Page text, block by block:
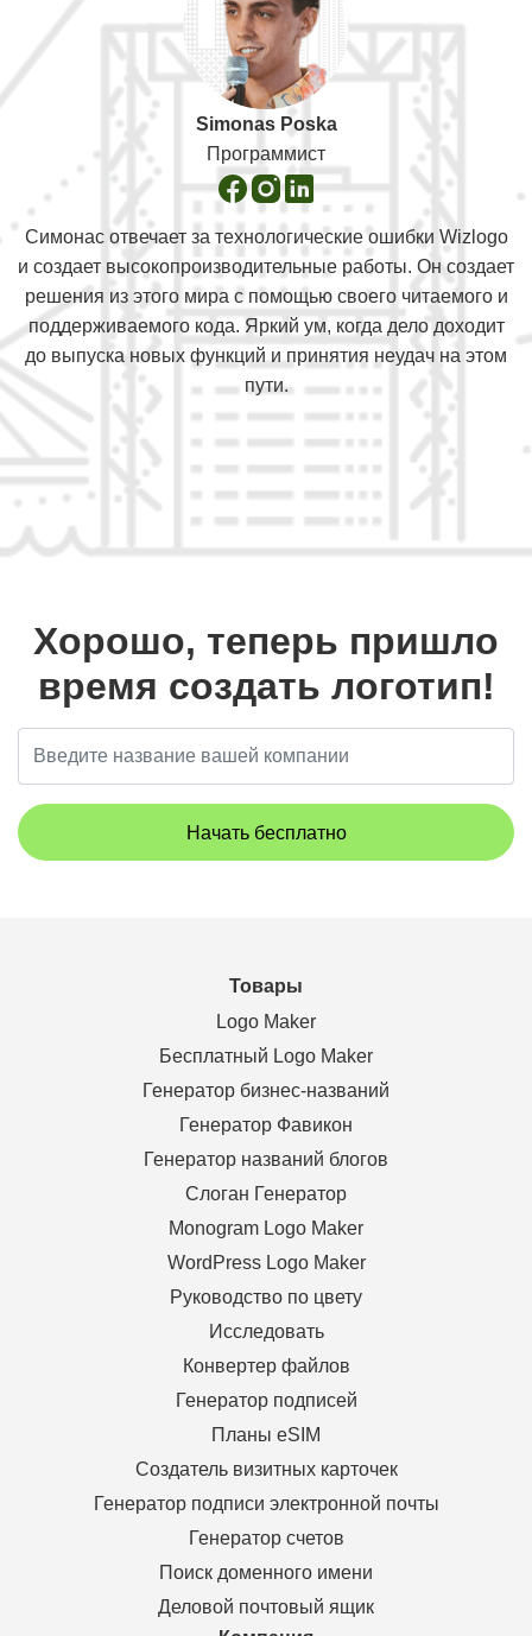
Simonas Poska
Программист
Симонас отвечает за технологические ошибки Wizlogo
и создает высокопроизводительные работы. Он создает
решения из этого мира с помощью своего читаемого и
поддерживаемого кода. Яркий ум, когда дело доходит
до выпуска новых функций и принятия неудач на этом
пути.
Хорошо, теперь пришло
время создать логотип!
Начать бесплатно
Товары
Logo Maker
Бесплатный Logo Maker
Генератор бизнес-названий
Генератор Фавикон
Генератор названий блогов
Слоган Генератор
Monogram Logo Maker
WordPress Logo Maker
Руководство по цвету
Исследовать
Конвертер файлов
Генератор подписей
Планы eSIM
Создатель визитных карточек
Генератор подписи электронной почты
Генератор счетов
Поиск доменного имени
Деловой почтовый ящик